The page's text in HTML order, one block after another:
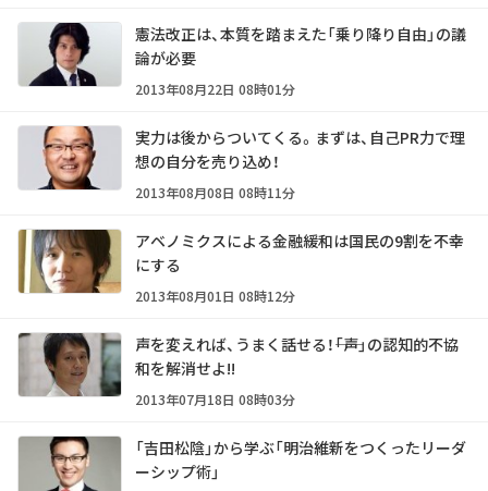
憲法改正は、本質を踏まえた「乗り降り自由」の議
論が必要
2013年08月22日 08時01分
実力は後からついてくる。まずは、自己PR力で理
想の自分を売り込め！
2013年08月08日 08時11分
アベノミクスによる金融緩和は国民の9割を不幸
にする
2013年08月01日 08時12分
声を変えれば、うまく話せる！――「声」の認知的不協
和を解消せよ!!
2013年07月18日 08時03分
「吉田松陰」から学ぶ「明治維新をつくったリーダ
ーシップ術」